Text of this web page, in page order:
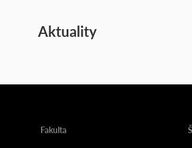
Aktuality
Fakulta